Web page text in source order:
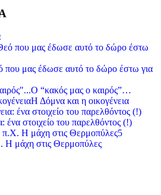
που μας έδωσε αυτό το δώρο έστω για
Ο “κακός μας ο καιρός”…
Η Δόμνα και η οικογένεια
ένα στοιχείο του παρελθόντος (!)
5
μάχη στις Θερμοπύλες